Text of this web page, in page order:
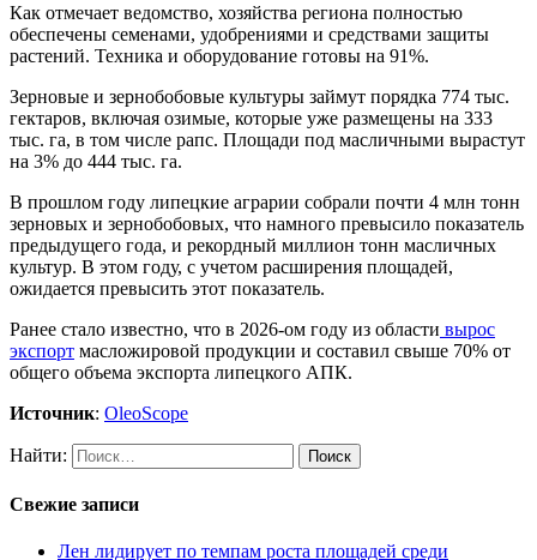
Как отмечает ведомство, хозяйства региона полностью
обеспечены семенами, удобрениями и средствами защиты
растений. Техника и оборудование готовы на 91%.
Зерновые и зернобобовые культуры займут порядка 774 тыс.
гектаров, включая озимые, которые уже размещены на 333
тыс. га, в том числе рапс. Площади под масличными вырастут
на 3% до 444 тыс. га.
В прошлом году липецкие аграрии собрали почти 4 млн тонн
зерновых и зернобобовых, что намного превысило показатель
предыдущего года, и рекордный миллион тонн масличных
культур. В этом году, с учетом расширения площадей,
ожидается превысить этот показатель.
Ранее стало известно, что в 2026-ом году из области вырос
экспорт масложировой продукции и составил свыше 70% от
общего объема экспорта липецкого АПК.
Источник: OleoScope
Найти:
Свежие записи
Лен лидирует по темпам роста площадей среди